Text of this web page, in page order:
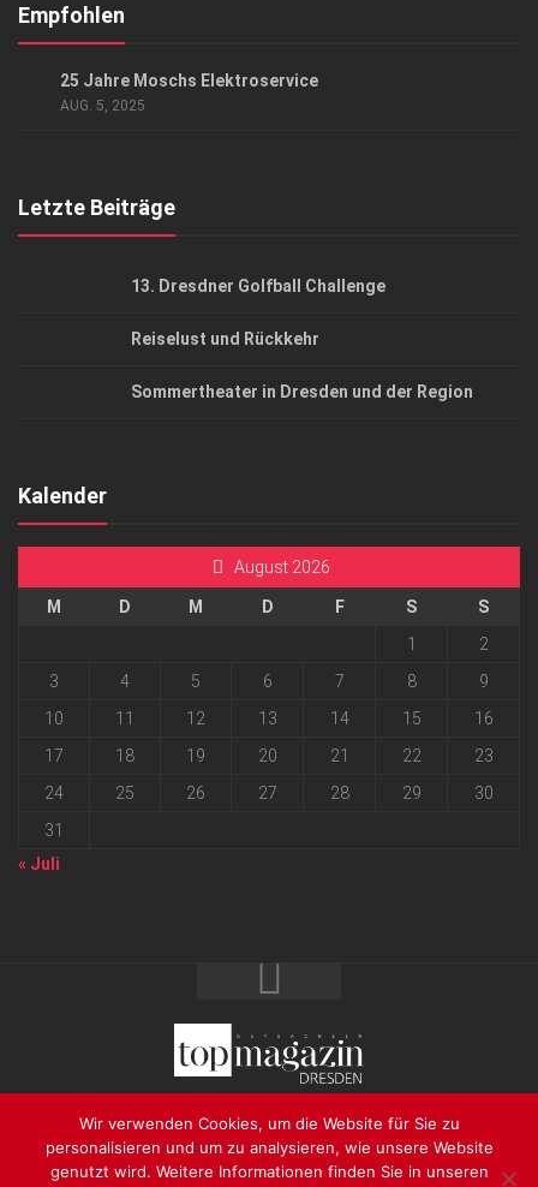
Kontakt, Impressum
Empfohlen
25 Jahre Moschs Elektroservice
AUG. 5, 2025
Letzte Beiträge
13. Dresdner Golfball Challenge
Reiselust und Rückkehr
Sommertheater in Dresden und der Region
Kalender
August 2026
M D M D F S
S
1
2
3
4 5 6 7 8
9
10
11 12 13 14 15
16
17
18 19 20 21 22
23
24
25 26 27 28 29
30
31
« Juli
2026 progressmedia Verlag & Werbeagentur GmbH • Bautzner
Landstraße 62 • 01324 Dresden
Wir verwenden Cookies, um die Website für Sie zu
personalisieren und um zu analysieren, wie unsere Website
genutzt wird. Weitere Informationen finden Sie in unseren